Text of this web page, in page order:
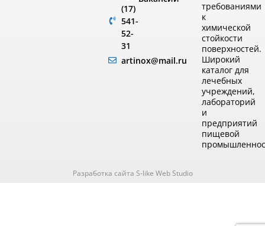
(17)
541-
52-
31
artinox@mail.ru
требованиями
к
химической
стойкости
поверхностей.
Широкий
каталог для
лечебных
учреждений,
лабораторий
и
предприятий
пищевой
Разработка сайта S-like Web Studio